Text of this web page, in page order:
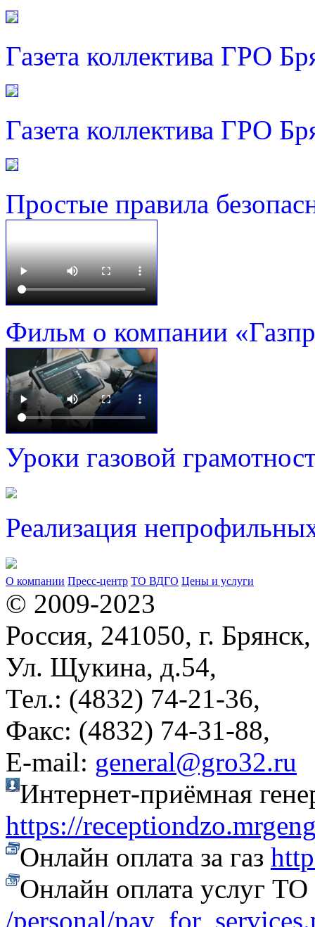
Газета коллектива ГРО
Газета коллектива ГРО
Простые правила
Фильм о компании
Уроки газовой
Реализация
О компании Пресс-центр ТО ВДГО Цены и услуги
© 2009-2023
Россия, 241050, г. Брянск,
Ул. Щукина, д.54,
Тел.: (4832) 74-21-36,
Факс: (4832) 74-31-88,
Е-mail: general@gro32.ru
Интернет-приёмная
https://
Онлайн оплата за газ
Онлайн оплата услуг
/personal/